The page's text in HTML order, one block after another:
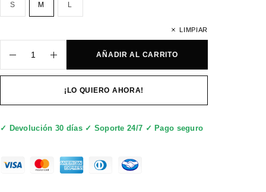
S M L
LIMPIAR
AÑADIR AL CARRITO
¡LO QUIERO AHORA!
✓ Devolución 30 días ✓ Soporte 24/7 ✓ Pago seguro